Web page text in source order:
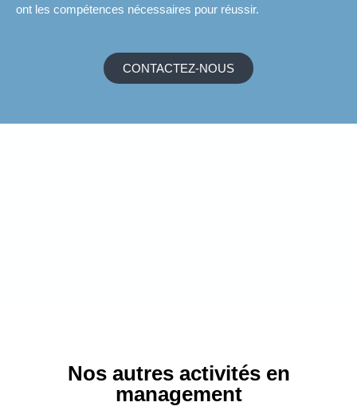
ont les compétences nécessaires pour réussir.
CONTACTEZ-NOUS
Nos autres activités en
management